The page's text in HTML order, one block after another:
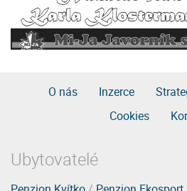
O nás Inzerce
Cookies
Ubytovatelé